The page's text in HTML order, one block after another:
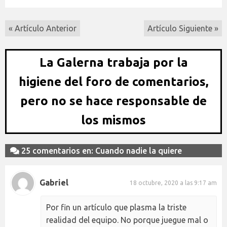
« Artículo Anterior Artículo Siguiente »
La Galerna trabaja por la
higiene del foro de comentarios,
pero no se hace responsable de
los mismos
25 comentarios en: Cuando nadie la quiere
Gabriel 18 octubre, 2020 a las 9:17 am
Por fin un artículo que plasma la triste
realidad del equipo. No porque juegue mal o